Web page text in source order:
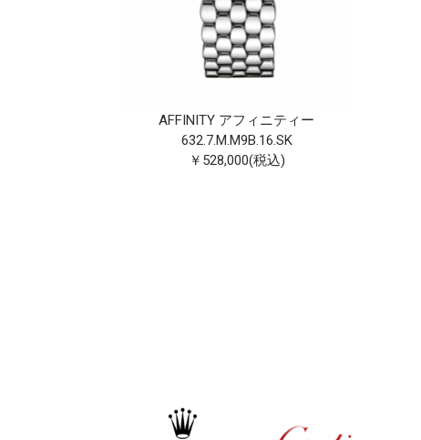
AFFINITY アフィニティー
632.7.M.M9B.16.SK
￥528,000(税込)